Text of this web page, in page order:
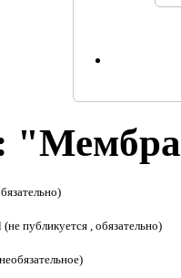
публикуется , обязательно)